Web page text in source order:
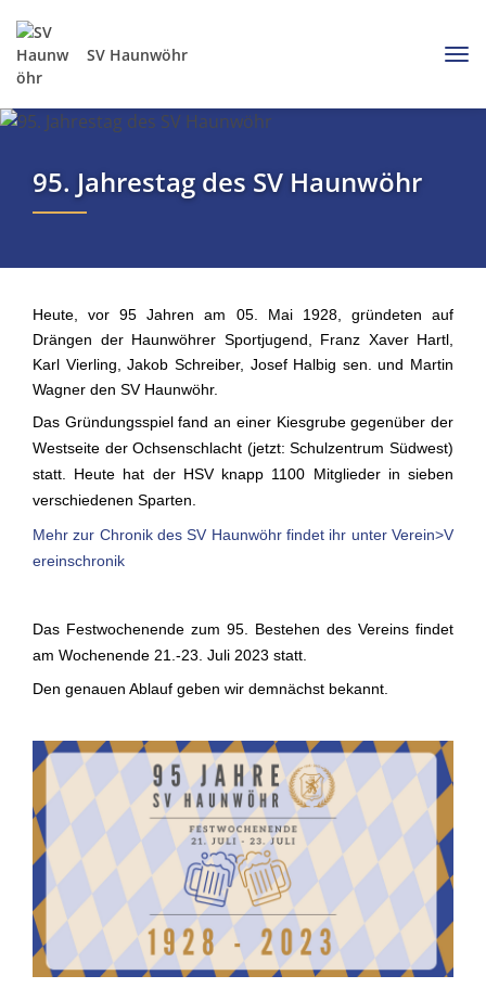
SV Haunwöhr
95. Jahrestag des SV Haunwöhr
Heute, vor 95 Jahren am 05. Mai 1928, gründeten auf
Drängen der Haunwöhrer Sportjugend, Franz Xaver Hartl,
Karl Vierling, Jakob Schreiber, Josef Halbig sen. und Martin
Wagner den SV Haunwöhr.
Das Gründungsspiel fand an einer Kiesgrube gegenüber der
Westseite der Ochsenschlacht (jetzt: Schulzentrum Südwest)
statt. Heute hat der HSV knapp 1100 Mitglieder in sieben
verschiedenen Sparten.
Mehr zur Chronik des SV Haunwöhr findet ihr unter Verein>V
ereinschronik
Das Festwochenende zum 95. Bestehen des Vereins findet
am Wochenende 21.-23. Juli 2023 statt.
Den genauen Ablauf geben wir demnächst bekannt.